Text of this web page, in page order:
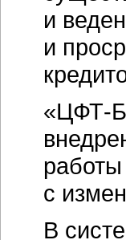
и
и
«ЦФТ-
с
В